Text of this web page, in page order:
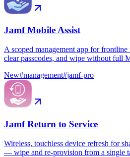
Jamf Mobile Assist
A scoped management app for
clear passcodes, and wipe without full
New#management#jamf-pro
Jamf Return to Service
Wireless, touchless device refresh for
— wipe and re-provision from a single